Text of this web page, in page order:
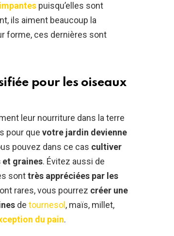
puisqu’elles sont
ils aiment beaucoup la
forme, ces dernières sont
pour les oiseaux
leur nourriture dans la terre
pour que votre jardin devienne
pouvez dans ce cas cultiver
et graines. Évitez aussi de
sonttrès appréciées par les
rares, vous pourrez créer une
de tournesol , maïs, millet,
du pain.